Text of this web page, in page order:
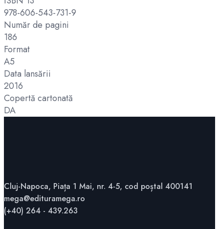
978-606-543-731-9
Număr de pagini
186
Format
A5
Data lansării
2016
Copertă cartonată
DA
Cluj-Napoca, Piața 1 Mai, nr. 4-5, cod poștal 400141
mega@edituramega.ro
(+40) 264 - 439.263